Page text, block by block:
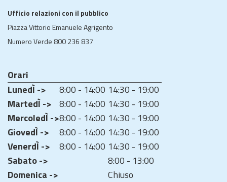
Ufficio relazioni con il pubblico
Piazza Vittorio Emanuele Agrigento
Numero Verde 800 236 837
Orari
LunedÌ ->
8:00 - 14:00 14:30 - 19:00
MartedÌ -> 8:00 - 14:00 14:30 - 19:00
MercoledÌ ->8:00 - 14:00 14:30 - 19:00
GiovedÌ ->
8:00 - 14:00 14:30 - 19:00
VenerdÌ ->
8:00 - 14:00 14:30 - 19:00
Sabato ->
8:00 - 13:00
Domenica ->
Chiuso